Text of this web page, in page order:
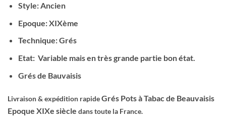
Style: Ancien
Epoque: XIXème
Technique: Grés
Etat: Variable mais en très grande partie bon état.
Grés de Bauvaisis
Livraison & expédition rapideGrés Pots à Tabac de Beauvaisis
Epoque XIXe siècle dans toute la France.